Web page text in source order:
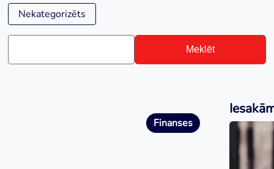
Nekategorizēts
Meklēt
Finanses